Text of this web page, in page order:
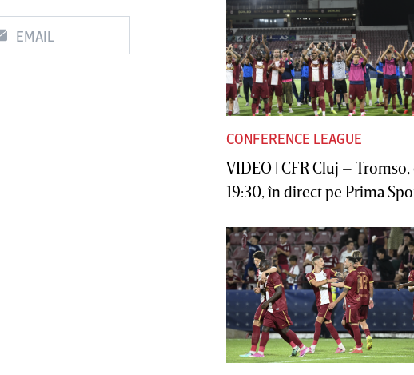
EMAIL
CONFERENCE LEAGUE
VIDEO | CFR Cluj – Tromso,
19:30, în direct pe Prima